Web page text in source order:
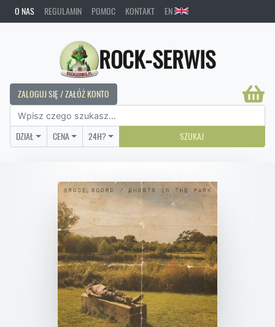
O NAS REGULAMIN POMOC KONTAKT EN
ROCK-SERWIS
ZALOGUJ SIĘ / ZAŁÓŻ KONTO
DZIAŁ CENA 24H? SZUKAJ